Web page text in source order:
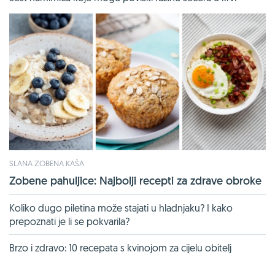
SLANA ZOBENA KAŠA
Zobene pahuljice: Najbolji recepti za zdrave obroke
Koliko dugo piletina može stajati u hladnjaku? I kako
prepoznati je li se pokvarila?
Brzo i zdravo: 10 recepata s kvinojom za cijelu obitelj